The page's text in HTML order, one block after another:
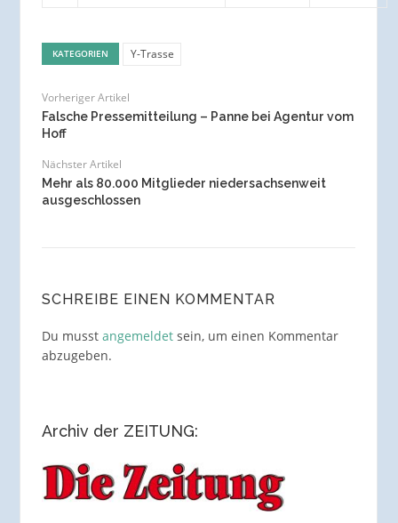
KATEGORIEN Y-Trasse
Vorheriger Artikel
Falsche Pressemitteilung – Panne bei Agentur vom
Hoff
Nächster Artikel
Mehr als 80.000 Mitglieder niedersachsenweit
ausgeschlossen
SCHREIBE EINEN KOMMENTAR
Du musst angemeldetsein, um einen Kommentar
abzugeben.
Archiv der ZEITUNG: